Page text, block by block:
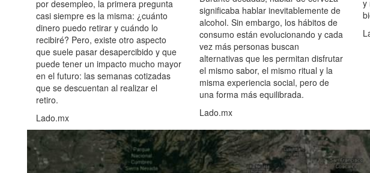
por desempleo, la primera pregunta
casi siempre es la misma: ¿cuánto
dinero puedo retirar y cuándo lo
recibiré? Pero, existe otro aspecto
que suele pasar desapercibido y que
puede tener un impacto mucho mayor
en el futuro: las semanas cotizadas
que se descuentan al realizar el
retiro.
Lado.mx
significaba hablar inevitablemente de
alcohol. Sin embargo, los hábitos de
consumo están evolucionando y cada
vez más personas buscan
alternativas que les permitan disfrutar
el mismo sabor, el mismo ritual y la
misma experiencia social, pero de
una forma más equilibrada.
Lado.mx
y